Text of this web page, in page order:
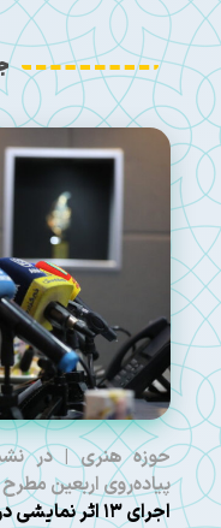
حوزه هنری | در
پیاده‌روی اربعین
اجرای ۱۳ اثر نمایشی در ۱۰ نقطه مسیر پیاده‌روی اربعین